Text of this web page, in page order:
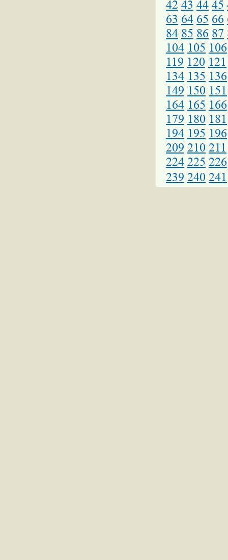
42 43 44 45
63 64 65 66
84 85 86 87
104 105 106
119 120 121
134 135 136
149 150 151
164 165 166
179 180 181
194 195 196
209 210 211
224 225 226
239 240 241